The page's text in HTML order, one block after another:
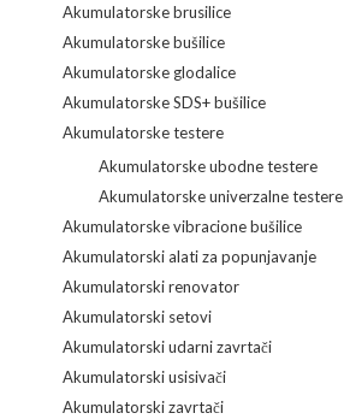
Akumulatorske brusilice
Akumulatorske bušilice
Akumulatorske glodalice
Akumulatorske SDS+ bušilice
Akumulatorske testere
Akumulatorske ubodne testere
Akumulatorske univerzalne testere
Akumulatorske vibracione bušilice
Akumulatorski alati za popunjavanje
Akumulatorski renovator
Akumulatorski setovi
Akumulatorski udarni zavrtači
Akumulatorski usisivači
Akumulatorski zavrtači